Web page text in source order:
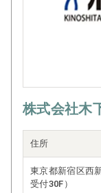
株式会社木
住所
東京都新宿区西
受付30F）